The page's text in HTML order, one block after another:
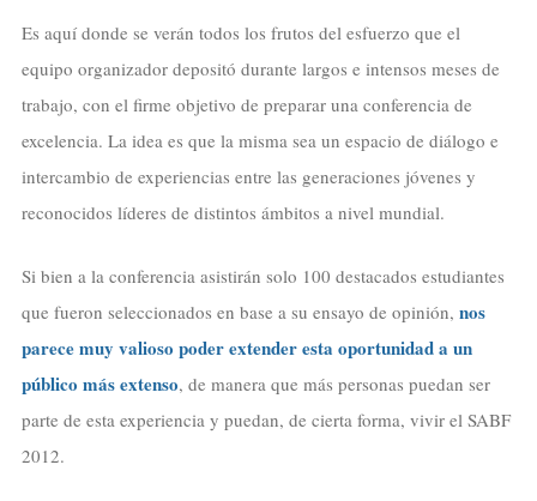
Es aquí donde se verán todos los frutos del esfuerzo que el
equipo organizador depositó durante largos e intensos meses de
trabajo, con el firme objetivo de preparar una conferencia de
excelencia. La idea es que la misma sea un espacio de diálogo e
intercambio de experiencias entre las generaciones jóvenes y
reconocidos líderes de distintos ámbitos a nivel mundial.
Si bien a la conferencia asistirán solo 100 destacados estudiantes
que fueron seleccionados en base a su ensayo de opinión, nos
parece muy valioso poder extender esta oportunidad a un
público más extenso, de manera que más personas puedan ser
parte de esta experiencia y puedan, de cierta forma, vivir el SABF
2012.